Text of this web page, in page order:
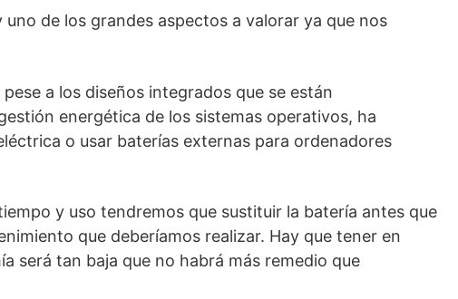
de los grandes aspectos a valorar ya que nos
a los diseños integrados que se están
energética de los sistemas operativos, ha
o usar baterías externas para ordenadores
y uso tendremos que sustituir la batería antes que
que deberíamos realizar. Hay que tener en
será tan baja que no habrá más remedio que